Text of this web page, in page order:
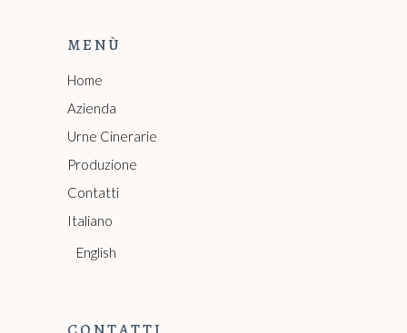
MENÙ
Home
Azienda
Urne Cinerarie
Produzione
Contatti
Italiano
English